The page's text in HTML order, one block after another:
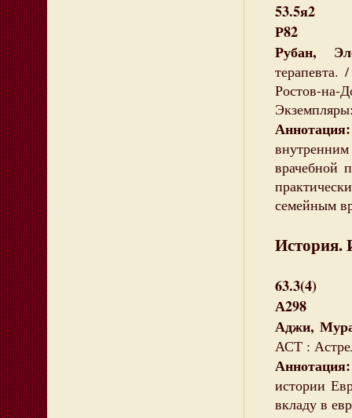
53.5я2
Р82
Рубан,
Ростов-
врачебной
семейным
История.
63.3(4)
А298
Аджи,
АСТ :
истории
вкладу в